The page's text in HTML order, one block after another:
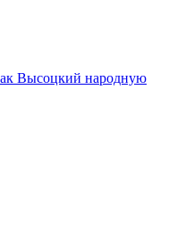
Высоцкий народную